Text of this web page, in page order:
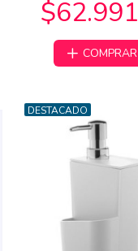
COMPRAR
DESTACADO